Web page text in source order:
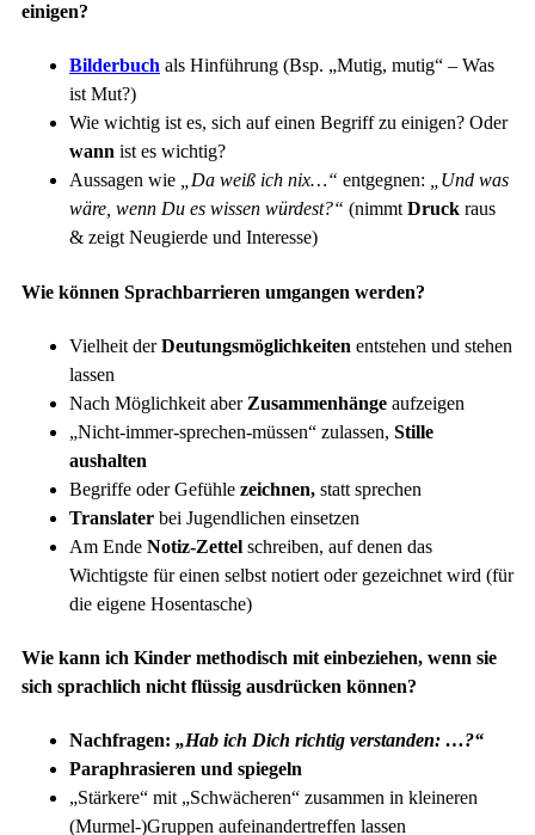
einigen?
Bilderbuch als Hinführung (Bsp. „Mutig, mutig“ – Was
ist Mut?)
Wie wichtig ist es, sich auf einen Begriff zu einigen? Oder
wann ist es wichtig?
Aussagen wie „Da weiß ich nix…“ entgegnen: „Und was
wäre, wenn Du es wissen würdest?“ (nimmtDruck raus
& zeigt Neugierde und Interesse)
Wie können Sprachbarrieren umgangen werden?
Vielheit derDeutungsmöglichkeiten entstehen und stehen
lassen
Nach Möglichkeit aber Zusammenhänge aufzeigen
„Nicht-immer-sprechen-müssen“ zulassen, Stille
aushalten
Begriffe oder Gefühle zeichnen, statt sprechen
Translater bei Jugendlichen einsetzen
Am Ende Notiz-Zettel schreiben, auf denen das
Wichtigste für einen selbst notiert oder gezeichnet wird (für
die eigene Hosentasche)
Wie kann ich Kinder methodisch mit einbeziehen, wenn sie
sich sprachlich nicht flüssig ausdrücken können?
Nachfragen: „Hab ich Dich richtig verstanden: …?“
Paraphrasieren und spiegeln
„Stärkere“ mit „Schwächeren“ zusammen in kleineren
(Murmel-)Gruppen aufeinandertreffen lassen